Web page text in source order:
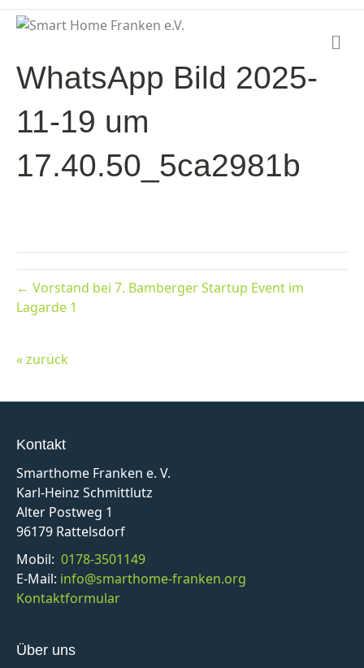
WhatsApp Bild 2025-
11-19 um
17.40.50_5ca2981b
← Vorstand bei 7. Bamberger Startup Event im
Lagarde 1
« zurück
Kontakt
Smarthome Franken e. V.
Karl-Heinz Schmittlutz
Alter Postweg 1
96179 Rattelsdorf
Mobil: 0178-3501149
E-Mail: info@smarthome-franken.org
Kontaktformular
Über uns